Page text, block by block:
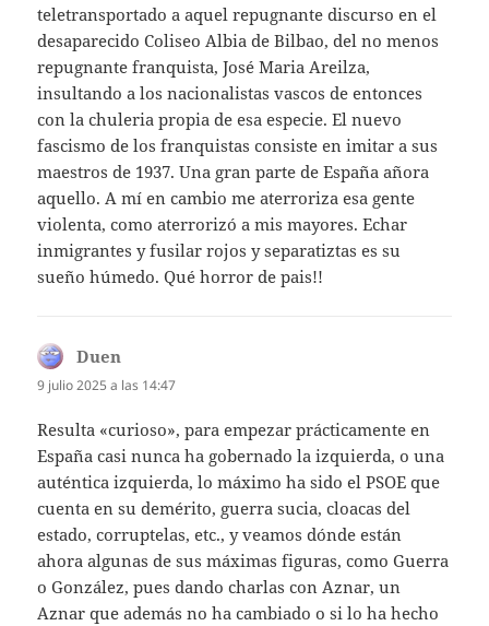
teletransportado a aquel repugnante discurso en el
desaparecido Coliseo Albia de Bilbao, del no menos
repugnante franquista, José Maria Areilza,
insultando a los nacionalistas vascos de entonces
con la chuleria propia de esa especie. El nuevo
fascismo de los franquistas consiste en imitar a sus
maestros de 1937. Una gran parte de España añora
aquello. A mí en cambio me aterroriza esa gente
violenta, como aterrorizó a mis mayores. Echar
inmigrantes y fusilar rojos y separatiztas es su
sueño húmedo. Qué horror de pais!!
Duen
9 julio 2025 a las 14:47
Resulta «curioso», para empezar prácticamente en
España casi nunca ha gobernado la izquierda, o una
auténtica izquierda, lo máximo ha sido el PSOE que
cuenta en su demérito, guerra sucia, cloacas del
estado, corruptelas, etc., y veamos dónde están
ahora algunas de sus máximas figuras, como Guerra
o González, pues dando charlas con Aznar, un
Aznar que además no ha cambiado o si lo ha hecho